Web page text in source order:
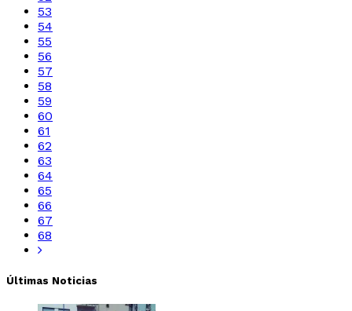
53
54
55
56
57
58
59
60
61
62
63
64
65
66
67
68
Últimas Noticias